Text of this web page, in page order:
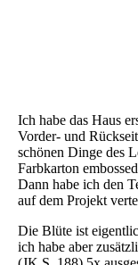
Ich habe das Haus
Vorder- und
schönen Dinge des
Farbkarton
Dann habe ich den
auf dem Projekt
Die Blüte ist
ich habe aber